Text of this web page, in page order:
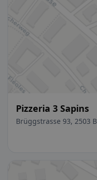
Pizzeria 3 Sapins
Brüggstrasse 93, 2503